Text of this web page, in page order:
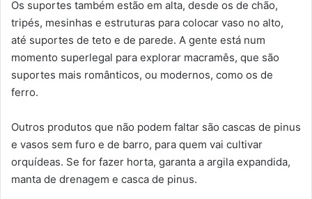
Os suportes também estão em alta, desde os de chão,
tripés, mesinhas e estruturas para colocar vaso no alto,
até suportes de teto e de parede. A gente está num
momento superlegal para explorar macramês, que são
suportes mais românticos, ou modernos, como os de
ferro.
Outros produtos que não podem faltar são cascas de pinus
e vasos sem furo e de barro, para quem vai cultivar
orquídeas. Se for fazer horta, garanta a argila expandida,
manta de drenagem e casca de pinus.